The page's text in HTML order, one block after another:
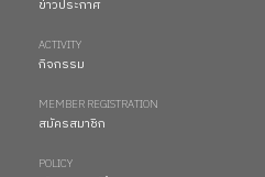
ข่าวประกาศ
ACTIVITY
กิจกรรม
MEMBER REGISTRATION
สมัครสมาชิก
POLICY